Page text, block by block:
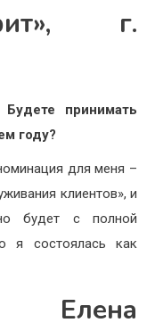
г.
принимать
году?
для меня –
клиентов», и
будет с полной
я состоялась как
Елена